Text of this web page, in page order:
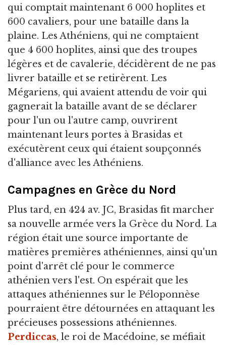
qui comptait maintenant 6 000 hoplites et
600 cavaliers, pour une bataille dans la
plaine. Les Athéniens, qui ne comptaient
que 4 600 hoplites, ainsi que des troupes
légères et de cavalerie, décidèrent de ne pas
livrer bataille et se retirèrent. Les
Mégariens, qui avaient attendu de voir qui
gagnerait la bataille avant de se déclarer
pour l'un ou l'autre camp, ouvrirent
maintenant leurs portes à Brasidas et
exécutèrent ceux qui étaient soupçonnés
d'alliance avec les Athéniens.
Campagnes en Grèce du Nord
Plus tard, en 424 av. JC, Brasidas fit marcher
sa nouvelle armée vers la Grèce du Nord. La
région était une source importante de
matières premières athéniennes, ainsi qu'un
point d'arrêt clé pour le commerce
athénien vers l'est. On espérait que les
attaques athéniennes sur le Péloponnèse
pourraient être détournées en attaquant les
précieuses possessions athéniennes.
Perdiccas, le roi de Macédoine, se méfiait